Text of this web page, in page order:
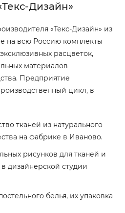
Дизайн»
«Текс-Дизайн» из
на всю Россию комплекты
расцветок,
материалов
Предприятие
цикл, в
тканей из натурального
на фабрике в Иваново.
рисунков для тканей и
дизайнерской студии
белья, их упаковка